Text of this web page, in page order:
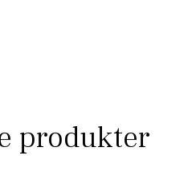
produkter